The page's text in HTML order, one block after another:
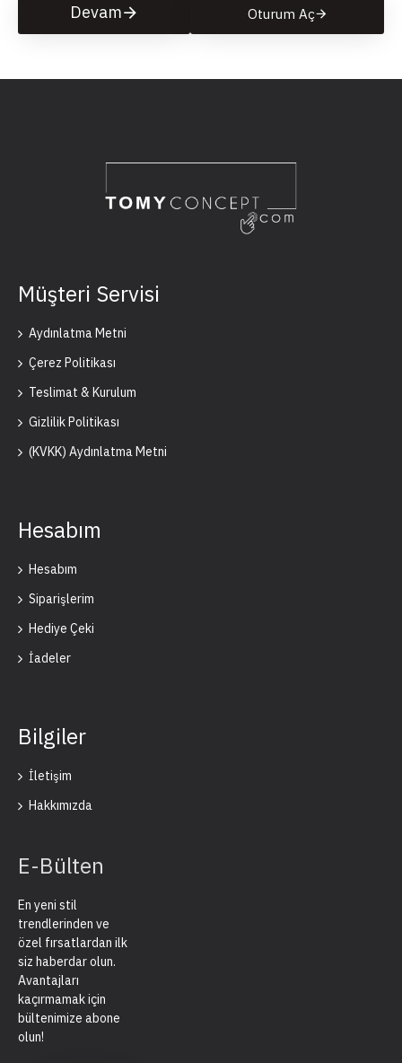
Devam Oturum Aç
Müşteri Servisi
Aydınlatma Metni
Çerez Politikası
Teslimat & Kurulum
Gizlilik Politikası
(KVKK) Aydınlatma Metni
Hesabım
Hesabım
Siparişlerim
Hediye Çeki
İadeler
Bilgiler
İletişim
Hakkımızda
E-Bülten
En yeni stil
trendlerinden ve
özel fırsatlardan ilk
siz haberdar olun.
Avantajları
kaçırmamak için
bültenimize abone
olun!